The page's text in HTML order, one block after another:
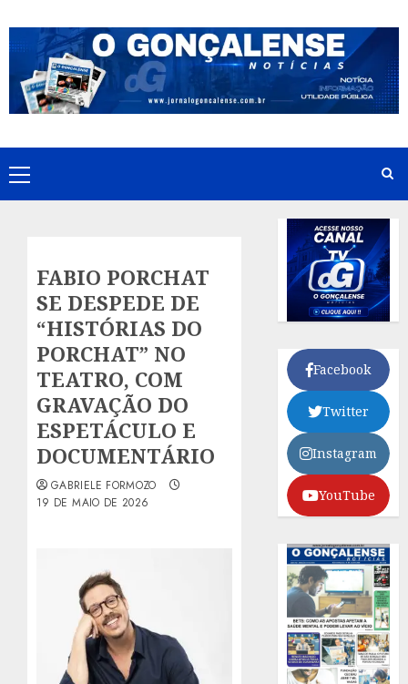
to
content
Primary
Menu
FABIO PORCHAT
SE DESPEDE DE
“HISTÓRIAS DO
PORCHAT” NO
TEATRO, COM
GRAVAÇÃO DO
ESPETÁCULO E
DOCUMENTÁRIO
GABRIELE FORMOZO
19 DE MAIO DE 2026
Facebook
Twitter
Instagram
YouTube